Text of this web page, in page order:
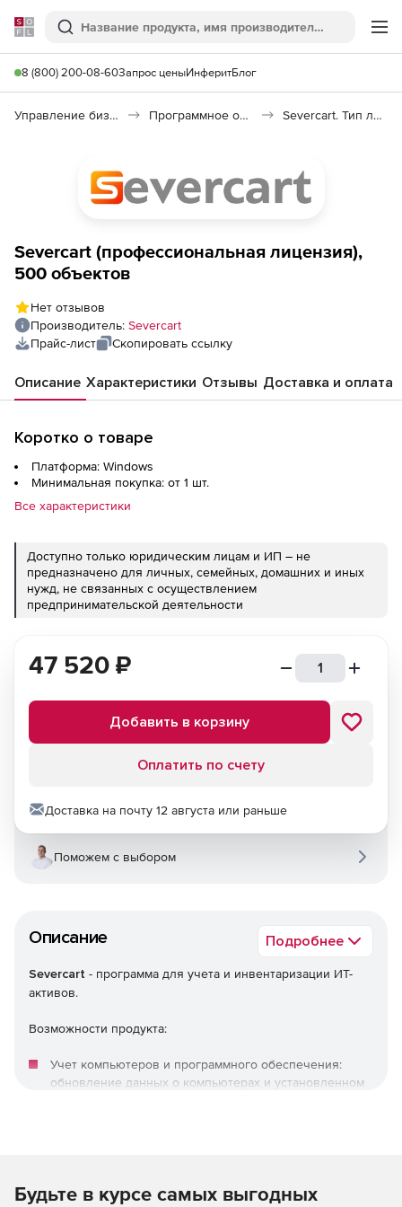
Softline
Поиск
8 (800) 200-08-60Запрос ценыИнферитБлог
Управление бизнесом, CRM/ERP Программное обеспечение для учета компьютеров Severcart. Тип лицензии Профессиональная
Severcart (профессиональная лицензия),
500 объектов
Нет отзывов
Производитель: Severcart
Прайс-лист
Скопировать ссылку
Описание Характеристики Отзывы Доставка и оплата
Коротко о товаре
Платформа: Windows
Минимальная покупка: от 1 шт.
Все характеристики
Доступно только юридическим лицам и ИП – не
предназначено для личных, семейных, домашних и иных
нужд, не связанных с осуществлением
предпринимательской деятельности
Описание Подробнее
Severcart - программа для учета и инвентаризации ИТ-
активов.
Возможности продукта:
Учет компьютеров и программного обеспечения:
обновление данных о компьютерах и установленном
оборудования.
47 520 ₽
Добавить в корзину
Оплатить по счету
Доставка на почту 12 августа или раньше
Поможем с выбором
Будьте в курсе самых выгодных